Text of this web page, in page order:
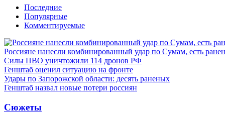
Последние
Популярные
Комментируемые
Россияне нанесли комбинированный удар по Сумам, есть
Силы ПВО уничтожили 114 дронов РФ
Генштаб оценил ситуацию на фронте
Удары по Запорожской области: десять раненых
Генштаб назвал новые потери россиян
Сюжеты